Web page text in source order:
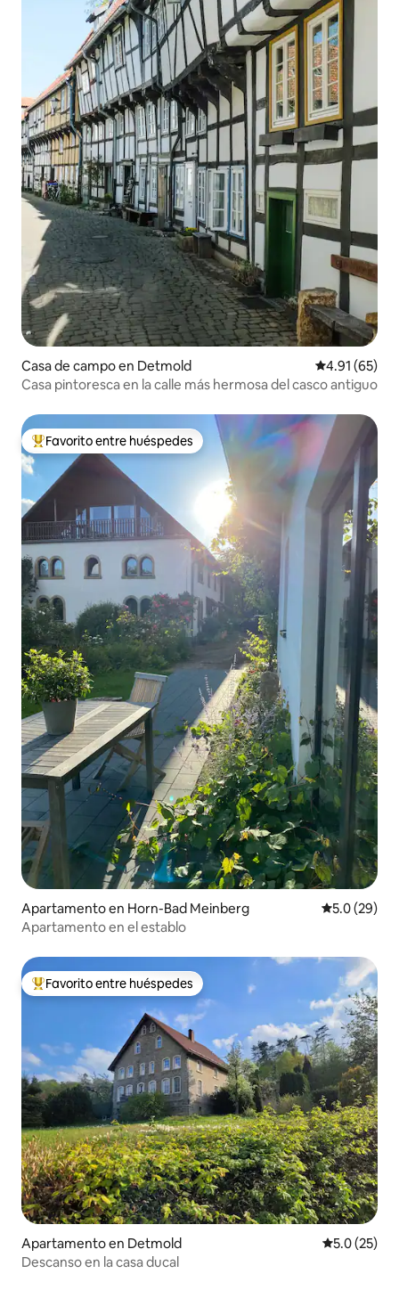
Casa de campo en Detmold Calificación
4.91 (65)
Casa pintoresca en la calle más hermosa del casco antiguo
Favorito entre huéspedes preferido
Favorito entre huéspedes
Apartamento en Horn-Bad Meinberg Calificación
5.0 (29)
Apartamento en el establo
Favorito entre huéspedes preferido
Favorito entre huéspedes
Apartamento en Detmold Calificación
5.0 (25)
Descanso en la casa ducal